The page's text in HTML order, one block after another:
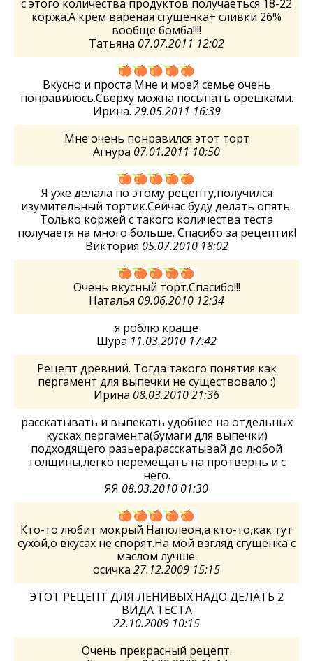
с этого количества продуктов получаеться 18-22
коржа.А крем вареная сгущенка+ сливки 26%
вообще бомба!!!!
Татьяна 07.07.2011 12:02
Вкусно и проста.Мне и моей семье очень
понравилось.Сверху можна посыпать орешками.
Ирина. 29.05.2011 16:39
Мне очень понравился этот торт
Агнура 07.01.2011 10:50
Я уже делала по этому рецепту,получился
изумительный тортик.Сейчас буду делать опять.
Только коржей с такого количества теста
получаетя на много больше. Спасибо за рецептик!
Виктория 05.07.2010 18:02
Очень вкусный торт.Спасибо!!!
Наталья 09.06.2010 12:34
я роблю краще
Шура 11.03.2010 17:42
Рецепт древний. Тогда такого понятия как
пергамент для выпечки не существовало :)
Ирина 08.03.2010 21:36
расскатывать и выпекать удобнее на отдельных
кусках пергамента(бумаги для выпечки)
подходящего разьера.расскатывай до любой
толщины,легко перемещать на протвернь и с
него.
ЯЯ 08.03.2010 01:30
Кто-то любит мокрый Наполеон,а кто-то,как тут
сухой,о вкусах не спорят.На мой взгляд сгущёнка с
маслом лучше.
осичка 27.12.2009 15:15
ЭТОТ РЕЦЕПТ ДЛЯ ЛЕНИВЫХ.НАДО ДЕЛАТЬ 2
ВИДА ТЕСТА
22.10.2009 10:15
Очень прекрасный рецепт.